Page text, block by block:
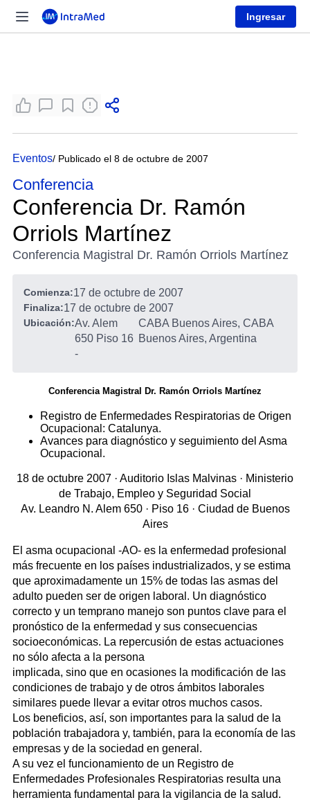
Ingresar
Eventos/ Publicado el 8 de octubre de 2007
Conferencia
Conferencia Dr. Ramón
Orriols Martínez
Conferencia Magistral Dr. Ramón Orriols Martínez
Comienza:17 de octubre de 2007
Finaliza:17 de octubre de 2007
Ubicación:Av. Alem
650 Piso 16
-
CABA Buenos Aires, CABA
Buenos Aires, Argentina
Conferencia Magistral Dr. Ramón Orriols Martínez
Registro de Enfermedades Respiratorias de Origen
Ocupacional: Catalunya.
Avances para diagnóstico y seguimiento del Asma
Ocupacional.
18 de octubre 2007 · Auditorio Islas Malvinas · Ministerio
de Trabajo, Empleo y Seguridad Social
Av. Leandro N. Alem 650 · Piso 16 · Ciudad de Buenos
Aires
El asma ocupacional -AO- es la enfermedad profesional
más frecuente en los países industrializados, y se estima
que aproximadamente un 15% de todas las asmas del
adulto pueden ser de origen laboral. Un diagnóstico
correcto y un temprano manejo son puntos clave para el
pronóstico de la enfermedad y sus consecuencias
socioeconómicas. La repercusión de estas actuaciones
no sólo afecta a la persona
implicada, sino que en ocasiones la modificación de las
condiciones de trabajo y de otros ámbitos laborales
similares puede llevar a evitar otros muchos casos.
Los beneficios, así, son importantes para la salud de la
población trabajadora y, también, para la economía de las
empresas y de la sociedad en general.
A su vez el funcionamiento de un Registro de
Enfermedades Profesionales Respiratorias resulta una
herramienta fundamental para la vigilancia de la salud.